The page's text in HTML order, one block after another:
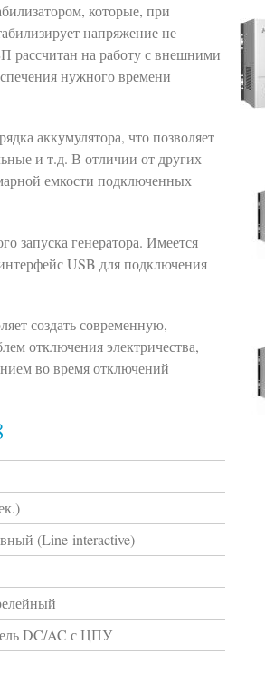
которые, при
напряжение не
рассчитан на работу с внешними
нужного времени
аккумулятора, что позволяет
и т.д. В отличии от других
емкости подключенных
запуска генератора. Имеется
USB для подключения
создать современную,
отключения электричества,
во время отключений
(Line-interactive)
DC/AC с ЦПУ